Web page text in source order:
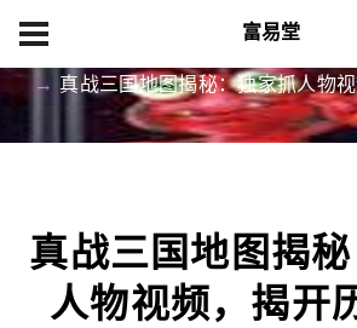
富易堂
真战三国地图揭秘：独家抓人物
真战三国地图揭
人物视频，揭开